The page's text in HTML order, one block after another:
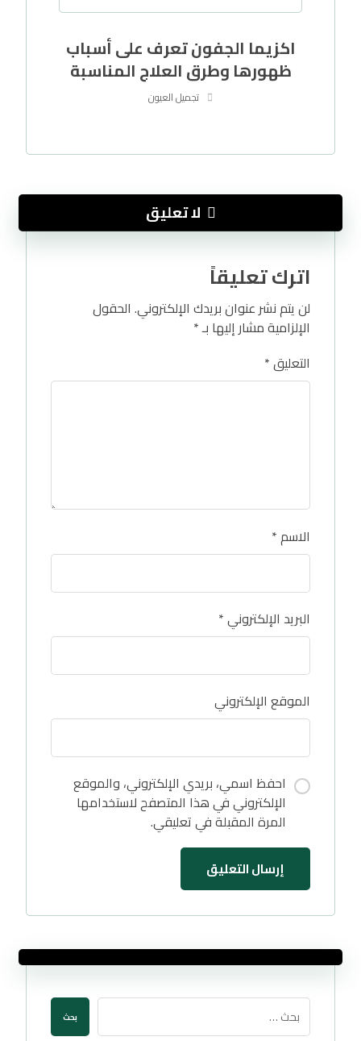
اكزيما الجفون تعرف على أسباب
ظهورها وطرق العلاج المناسبة
تجميل العيون
لا تعليق
اترك تعليقاً
لن يتم نشر عنوان بريدك الإلكتروني. الحقول
الإلزامية مشار إليها بـ*
التعليق*
الاسم*
البريد الإلكتروني*
الموقع الإلكتروني
احفظ اسمي، بريدي الإلكتروني، والموقع
الإلكتروني في هذا المتصفح لاستخدامها
المرة المقبلة في تعليقي.
إرسال التعليق
بحث